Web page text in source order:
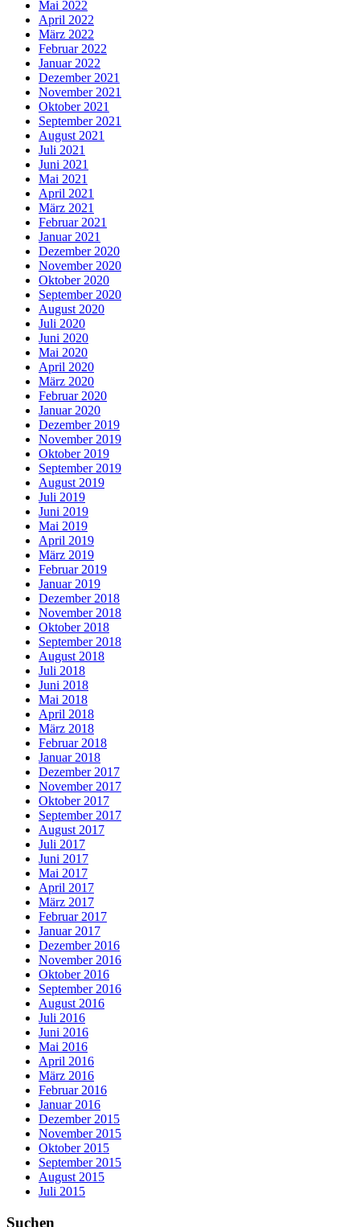
Mai 2022
April 2022
März 2022
Februar 2022
Januar 2022
Dezember 2021
November 2021
Oktober 2021
September 2021
August 2021
Juli 2021
Juni 2021
Mai 2021
April 2021
März 2021
Februar 2021
Januar 2021
Dezember 2020
November 2020
Oktober 2020
September 2020
August 2020
Juli 2020
Juni 2020
Mai 2020
April 2020
März 2020
Februar 2020
Januar 2020
Dezember 2019
November 2019
Oktober 2019
September 2019
August 2019
Juli 2019
Juni 2019
Mai 2019
April 2019
März 2019
Februar 2019
Januar 2019
Dezember 2018
November 2018
Oktober 2018
September 2018
August 2018
Juli 2018
Juni 2018
Mai 2018
April 2018
März 2018
Februar 2018
Januar 2018
Dezember 2017
November 2017
Oktober 2017
September 2017
August 2017
Juli 2017
Juni 2017
Mai 2017
April 2017
März 2017
Februar 2017
Januar 2017
Dezember 2016
November 2016
Oktober 2016
September 2016
August 2016
Juli 2016
Juni 2016
Mai 2016
April 2016
März 2016
Februar 2016
Januar 2016
Dezember 2015
November 2015
Oktober 2015
September 2015
August 2015
Juli 2015
Suchen